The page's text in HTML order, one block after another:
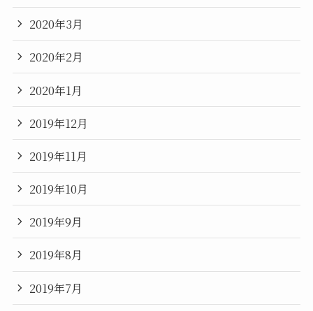
2020年3月
2020年2月
2020年1月
2019年12月
2019年11月
2019年10月
2019年9月
2019年8月
2019年7月